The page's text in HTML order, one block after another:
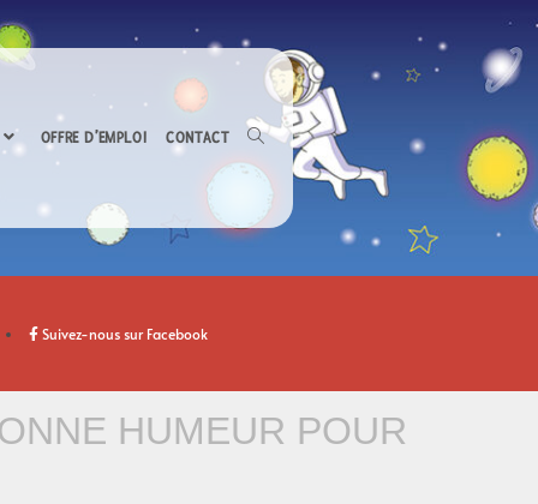
OFFRE D’EMPLOI CONTACT
Suivez-nous sur Facebook
HUMEUR POUR